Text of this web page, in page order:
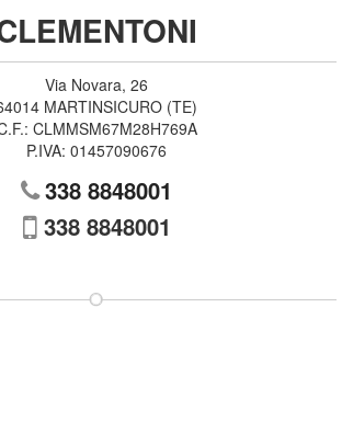
Via Novara, 26
MARTINSICURO (TE)
CLMMSM67M28H769A
P.IVA: 01457090676
338 8848001
338 8848001